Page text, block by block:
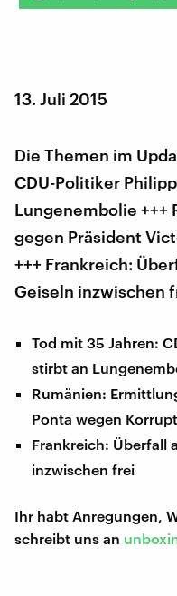
13. Juli 2015
Die Themen im
CDU-Politiker
Lungenembolie +++
gegen Präsident
+++ Frankreich:
Geiseln inzwischen
Tod mit 35 Jahren:
stirbt an
Rumänien:
Ponta wegen
Frankreich: Überfall
inzwischen frei
Ihr habt Anregungen,
schreibt uns an